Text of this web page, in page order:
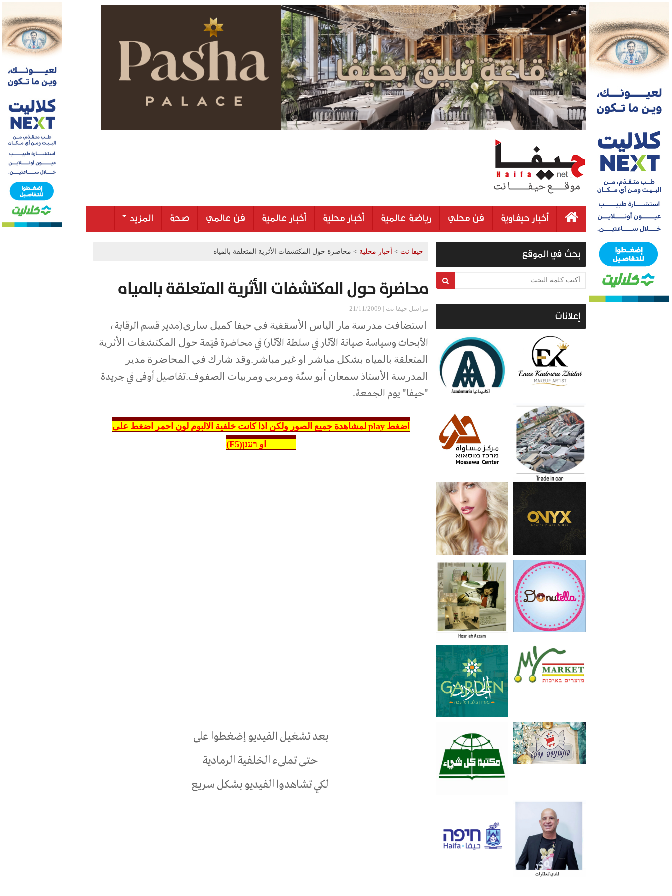
أخبار حيفاوية فن محلي رياضة عالمية أخبار محلية أخبار عالمية فن عالمي صحة المزيد
حيفا نت > أخبار محلية > محاضرة حول المكتشفات الأثرية المتعلقة بالمياه
محاضرة حول المكتشفات الأثرية المتعلقة بالمياه
مراسل حيفا نت | 21/11/2009
استضافت مدرسة مار الياس الأسقفية في حيفا كميل ساري(مدير قسم الرقابة،
الأبحاث وسياسة صيانة الآثار في سلطة الآثار) في محاضرة قيّمة حول المكتشفات الأثرية
المتعلقة بالمياه بشكل مباشر او غير مباشر.وقد شارك في المحاضرة مدير
المدرسة الأستاذ سمعان أبو سنّة ومربي ومربيات الصفوف.تفاصيل أوفى في جريدة
"حيفا" يوم الجمعة.
اضغط play لمشاهدة جميع الصور ولكن اذا كانت خلفية الالبوم لون احمر اضغط على
بعد تشغيل الفيديو إضغطوا على
حتى تملىء الخلفية الرمادية
لكي تشاهدوا الفيديو بشكل سريع
بحث في الموقع
أكتب كلمة البحث ...
إعلانات